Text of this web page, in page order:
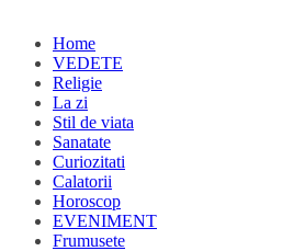
Home
VEDETE
Religie
La zi
Stil de viata
Sanatate
Curiozitati
Calatorii
Horoscop
EVENIMENT
Frumusete